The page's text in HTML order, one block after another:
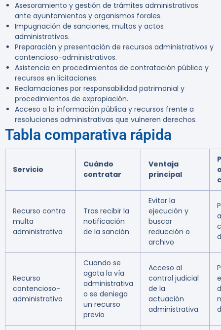
Asesoramiento y gestión de trámites administrativos
ante ayuntamientos y organismos forales.
Impugnación de sanciones, multas y actos
administrativos.
Preparación y presentación de recursos administrativos y
contencioso-administrativos.
Asistencia en procedimientos de contratación pública y
recursos en licitaciones.
Reclamaciones por responsabilidad patrimonial y
procedimientos de expropiación.
Acceso a la información pública y recursos frente a
resoluciones administrativas que vulneren derechos.
Tabla comparativa rápida
Servicio
Cuándo
contratar
Ventaja
principal
Recurso contra
multa
administrativa
Tras recibir la
notificación
de la sanción
Evitar la
ejecución y
buscar
reducción o
archivo
Recurso
contencioso-
administrativo
Cuando se
agota la vía
administrativa
o se deniega
un recurso
previo
Acceso al
control judicial
de la
actuación
administrativa